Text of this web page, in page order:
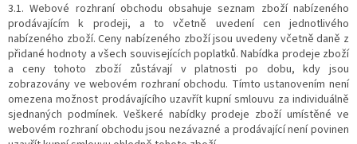
3.1. Webové rozhraní obchodu obsahuje seznam zboží nabízeného
prodávajícím k prodeji, a to včetně uvedení cen jednotlivého
nabízeného zboží. Ceny nabízeného zboží jsou uvedeny včetně daně z
přidané hodnoty a všech souvisejících poplatků. Nabídka prodeje zboží
a ceny tohoto zboží zůstávají v platnosti po dobu, kdy jsou
zobrazovány ve webovém rozhraní obchodu. Tímto ustanovením není
omezena možnost prodávajícího uzavřít kupní smlouvu za individuálně
sjednaných podmínek. Veškeré nabídky prodeje zboží umístěné ve
webovém rozhraní obchodu jsou nezávazné a prodávající není povinen